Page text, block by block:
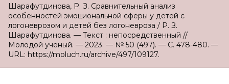
Шарафутдинова, Р. З. Сравнительный анализ
особенностей эмоциональной сферы у детей с
логоневрозом и детей без логоневроза / Р. З.
Шарафутдинова. — Текст : непосредственный //
Молодой ученый. — 2023. — № 50 (497). — С. 478-480. —
URL: https://moluch.ru/archive/497/109127.